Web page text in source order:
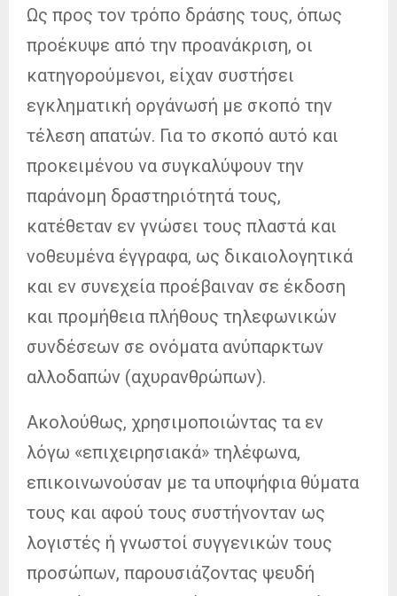
Ως προς τον τρόπο δράσης τους, όπως
προέκυψε από την προανάκριση, οι
κατηγορούμενοι, είχαν συστήσει
εγκληματική οργάνωσή με σκοπό την
τέλεση απατών. Για το σκοπό αυτό και
προκειμένου να συγκαλύψουν την
παράνομη δραστηριότητά τους,
κατέθεταν εν γνώσει τους πλαστά και
νοθευμένα έγγραφα, ως δικαιολογητικά
και εν συνεχεία προέβαιναν σε έκδοση
και προμήθεια πλήθους τηλεφωνικών
συνδέσεων σε ονόματα ανύπαρκτων
αλλοδαπών (αχυρανθρώπων).
Ακολούθως, χρησιμοποιώντας τα εν
λόγω «επιχειρησιακά» τηλέφωνα,
επικοινωνούσαν με τα υποψήφια θύματα
τους και αφού τους συστήνονταν ως
λογιστές ή γνωστοί συγγενικών τους
προσώπων, παρουσιάζοντας ψευδή